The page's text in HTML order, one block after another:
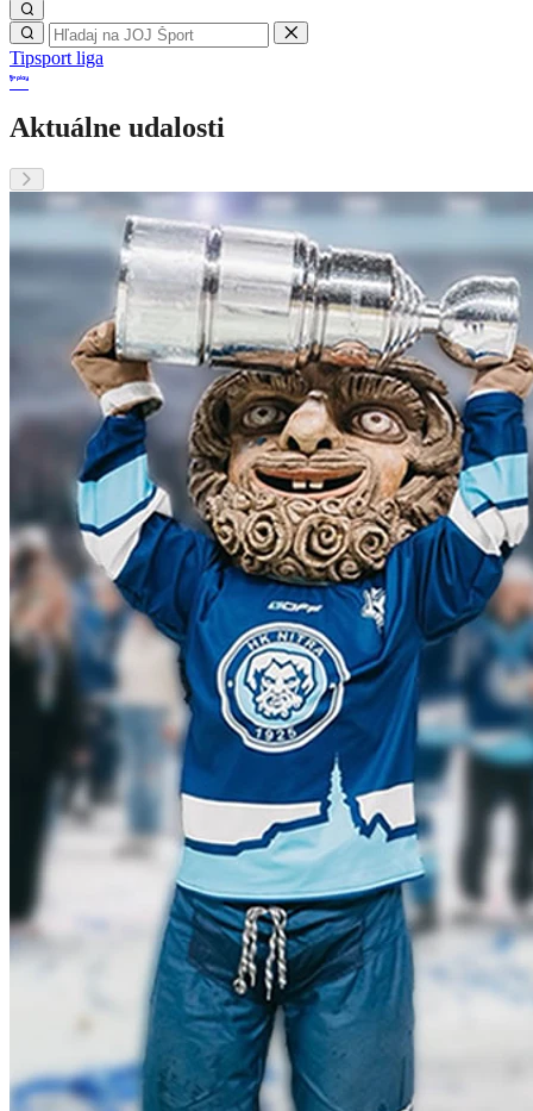
Tipsport liga
Aktuálne udalosti